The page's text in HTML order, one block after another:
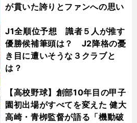
が貫いた誇りとファンへの思い
J1全順位予想 識者５人が推す
優勝候補筆頭は？ J2降格の憂
き目に遭いそうな３クラブと
は？
【高校野球】創部10年目の甲子
園初出場がすべてを変えた 健大
高崎・青栁監督が語る「機動破